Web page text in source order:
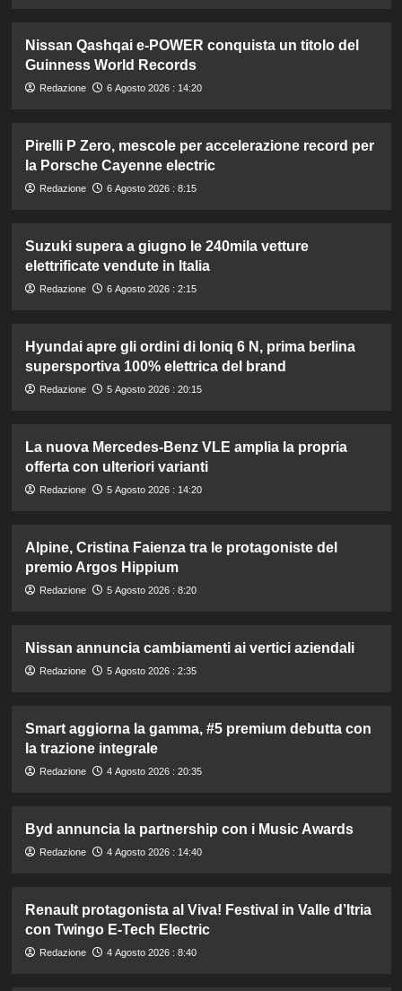
Nissan Qashqai e-POWER conquista un titolo del
Guinness World Records
Redazione 6 Agosto 2026 : 14:20
Pirelli P Zero, mescole per accelerazione record per
la Porsche Cayenne electric
Redazione 6 Agosto 2026 : 8:15
Suzuki supera a giugno le 240mila vetture
elettrificate vendute in Italia
Redazione 6 Agosto 2026 : 2:15
Hyundai apre gli ordini di Ioniq 6 N, prima berlina
supersportiva 100% elettrica del brand
Redazione 5 Agosto 2026 : 20:15
La nuova Mercedes-Benz VLE amplia la propria
offerta con ulteriori varianti
Redazione 5 Agosto 2026 : 14:20
Alpine, Cristina Faienza tra le protagoniste del
premio Argos Hippium
Redazione 5 Agosto 2026 : 8:20
Nissan annuncia cambiamenti ai vertici aziendali
Redazione 5 Agosto 2026 : 2:35
Smart aggiorna la gamma, #5 premium debutta con
la trazione integrale
Redazione 4 Agosto 2026 : 20:35
Byd annuncia la partnership con i Music Awards
Redazione 4 Agosto 2026 : 14:40
Renault protagonista al Viva! Festival in Valle d’Itria
con Twingo E-Tech Electric
Redazione 4 Agosto 2026 : 8:40